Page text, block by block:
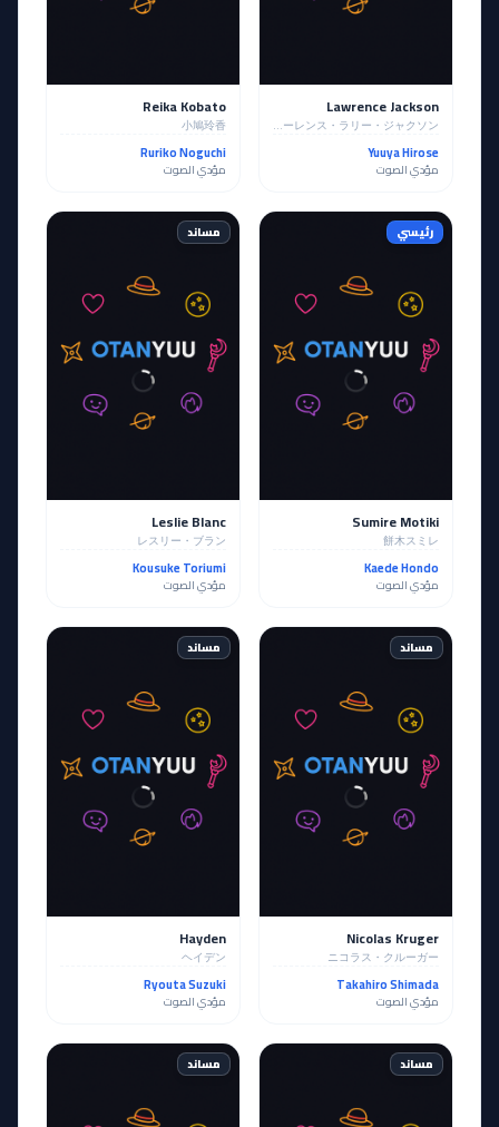
Lawrence Jackson
ローレンス・ラリー・ジャクソン
Yuuya Hirose
مؤدي الصوت
Reika Kobato
小鳩玲香
Ruriko Noguchi
مؤدي الصوت
رئيسي
Sumire Motiki
餅木スミレ
Kaede Hondo
مؤدي الصوت
مساند
Leslie Blanc
レスリー・ブラン
Kousuke Toriumi
مؤدي الصوت
مساند
Nicolas Kruger
ニコラス・クルーガー
Takahiro Shimada
مؤدي الصوت
مساند
Hayden
ヘイデン
Ryouta Suzuki
مؤدي الصوت
مساند مساند